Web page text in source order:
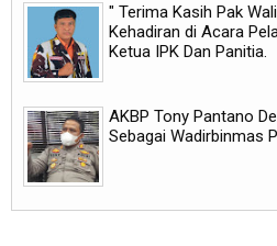
" Terima Kasih Pak
Kehadiran di Acara
Ketua IPK Dan Panitia.
AKBP Tony Pantano
Sebagai Wadirbinmas